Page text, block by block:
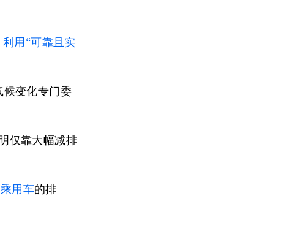
利用“可靠且实
候变化专门委
仅靠大幅减排
用车的排